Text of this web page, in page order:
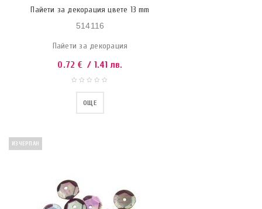
Пайети за декорация цвете 13 mm
514116
Пайети за декорация
0.72 € / 1.41 лв.
ОЩЕ
ИЗЧЕРПАН